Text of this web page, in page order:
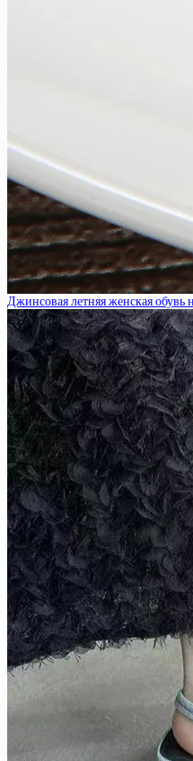
Джинсовая летняя женская обувь